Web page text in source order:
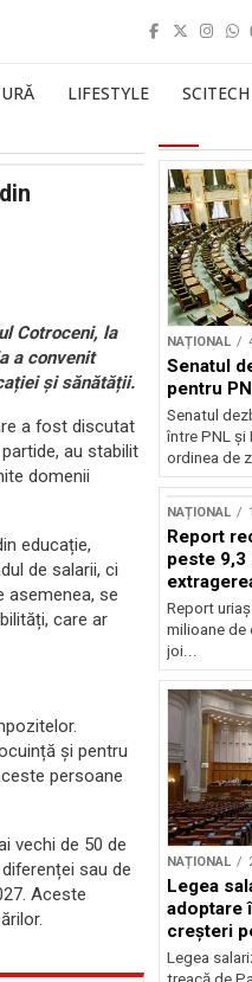
LIFESTYLE SCITECH
Cotroceni, la
a convenit
și sănătății.
a fost discutat
au stabilit
domenii
educație,
de salarii, ci
asemenea, se
care ar
și pentru
persoane
vechi de 50 de
sau de
Aceste
NAȚIONAL
Senatul
pentru
Senatul
între PNL și
ordinea de
NAȚIONAL
Report
peste 9,3
Report
milioane de
joi...
NAȚIONAL
Legea
adoptare
creșteri
Legea